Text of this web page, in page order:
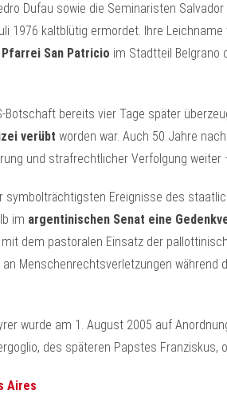
Dufau sowie die Seminaristen
1976 kaltblütig ermordet. Ihre
Pfarrei San Patricio im Stadtteil Belgrano
Botschaft bereits vier Tage später
verübt worden war. Auch 50 Jahre
und strafrechtlicher Verfolgung weiter
symbolträchtigsten Ereignisse des
im argentinischen Senat eine
dem pastoralen Einsatz der
Menschenrechtsverletzungen während
wurde am 1. August 2005 auf
des späteren Papstes Franziskus,
Aires